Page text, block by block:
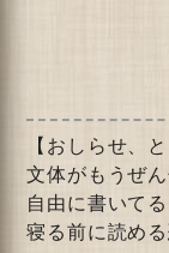
【おしらせ、
文体がもうぜ
自由に書いて
寝る前に読め